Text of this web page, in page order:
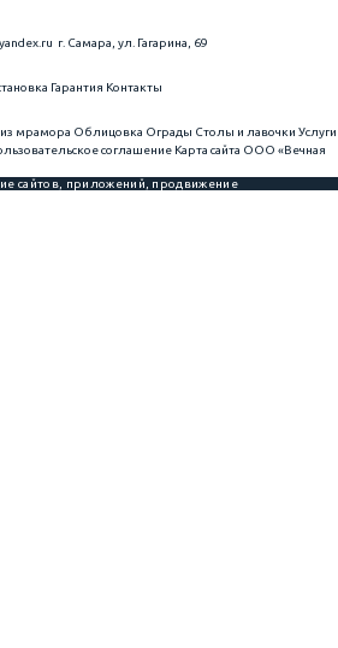
г. Самара, ул. Гагарина, 69
Гарантия Контакты
мрамора Облицовка Ограды Столы и лавочки Услуги
соглашение Карта сайта ООО «Вечная
сайтов, приложений, продвижение